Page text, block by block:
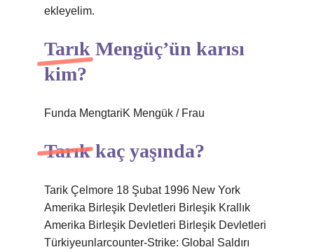
ekleyelim.
Tarık Mengüç’ün karısı
kim?
Funda MengtariK Mengük / Frau
Tarık kaç yaşında?
Tarik Çelmore 18 Şubat 1996 New York
Amerika Birleşik Devletleri Birleşik Krallık
Amerika Birleşik Devletleri Birleşik Devletleri
Türkiyeunlarcounter-Strike: Global Saldırı